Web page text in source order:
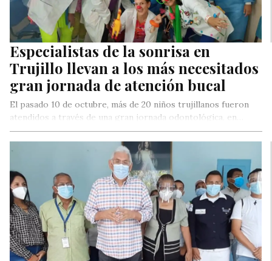
Especialistas de la sonrisa en
Trujillo llevan a los más necesitados
gran jornada de atención bucal
El pasado 10 de octubre, más de 20 niños trujillanos fueron
atendidos a través de una gran jornada odontológica, en…